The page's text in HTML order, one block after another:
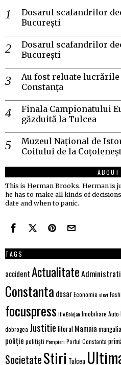
Dosarul scafandrilor
București
Dosarul scafandrilor
București
Au fost reluate lucrările
Constanța
Finala Campionatului
găzduită la Tulcea
Muzeul Național de
Coifului de la
This is Herman Brooks. Herman is
he has to make all kinds of
date and when to panic.
TAGS
accidentActualitate
Constanta dosarEconomie elevi
focuspress Ilie Bolojan Imobiliare Auto
dobrogea Justitie litoral Mamaia mangalia
poliție polițiști Pompieri Portul Constanta
SocietateStiri Tulcea